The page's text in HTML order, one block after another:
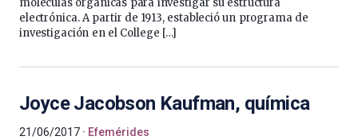
moléculas orgánicas para investigar su estructura
electrónica. A partir de 1913, estableció un programa de
investigación en el College […]
Joyce Jacobson Kaufman, química
21/06/2017 Efemérides